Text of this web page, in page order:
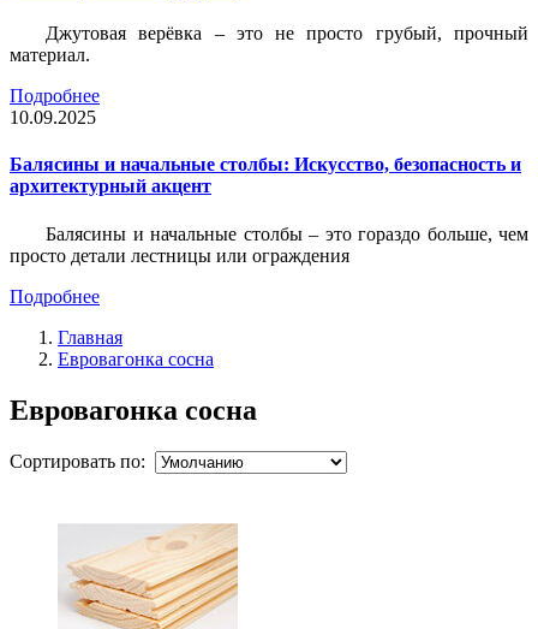
Джутовая верёвка – это не просто грубый, прочный
материал.
Подробнее
10.09.2025
Балясины и начальные столбы: Искусство, безопасность и
архитектурный акцент
Балясины и начальные столбы – это гораздо больше, чем
просто детали лестницы или ограждения
Подробнее
Главная
Евровагонка сосна
Евровагонка сосна
Сортировать по: